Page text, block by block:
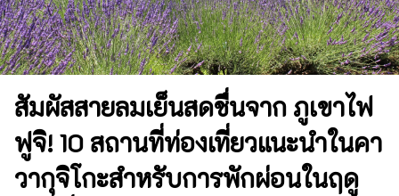
สัมผัสสายลมเย็นสดชื่นจาก ภูเขาไฟ
ฟูจิ! 10 สถานที่ท่องเที่ยวแนะนำในคา
วากุจิโกะสำหรับการพักผ่อนในฤดู